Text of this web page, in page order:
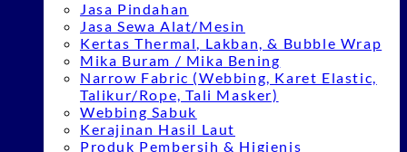
Jasa Pindahan
Jasa Sewa Alat/Mesin
Kertas Thermal, Lakban, & Bubble Wrap
Mika Buram / Mika Bening
Narrow Fabric (Webbing, Karet Elastic,
Talikur/Rope, Tali Masker)
Webbing Sabuk
Kerajinan Hasil Laut
Produk Pembersih & Higienis